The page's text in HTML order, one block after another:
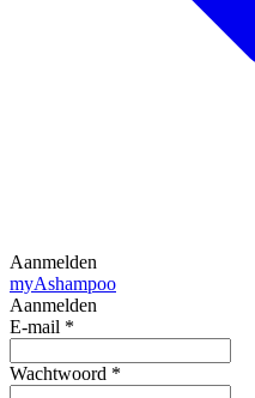
Aanmelden
myAshampoo
Aanmelden
E-mail *
Wachtwoord *